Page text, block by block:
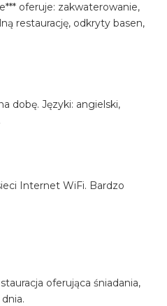
oferuje: zakwaterowanie,
restaurację, odkryty basen,
dobę. Języki: angielski,
Internet WiFi. Bardzo
oferująca śniadania,